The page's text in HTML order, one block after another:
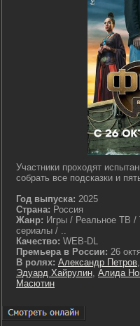
Участники проходят
собрать все подсказки и
Год выпуска: 2025
Страна: Россия
Жанр: Игры / Реальное ТВ
сериалы / ..
Качество: WEB-DL
Премьера в России: 26
В ролях: Александр Петров,
Эдуард Хайрулин, Алида
Масютин